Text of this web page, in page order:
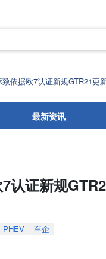
致依据欧7认证新规GTR21更
最新资讯
认证新规
PHEV 车企